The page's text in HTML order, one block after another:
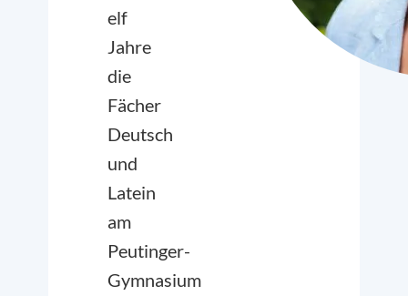
elf
Jahre
die
Fächer
Deutsch
und
Latein
am
Peutinger-
Gymnasium